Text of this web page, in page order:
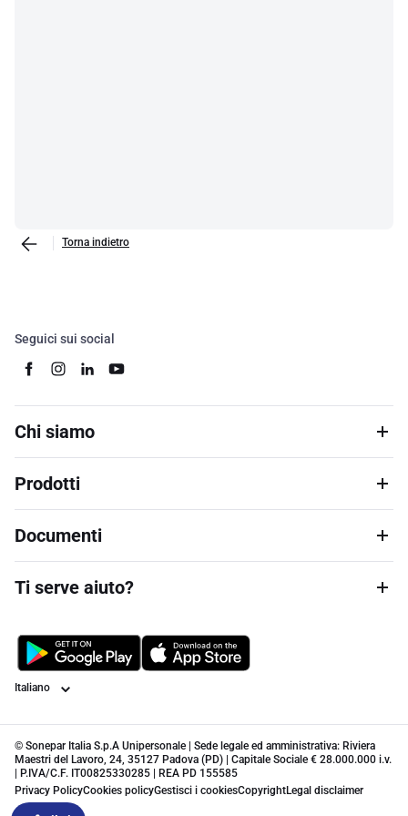
Torna indietro
Seguici sui social
Chi siamo
Prodotti
Documenti
Ti serve aiuto?
Lingua
© Sonepar Italia S.p.A Unipersonale | Sede legale ed amministrativa: Riviera
Maestri del Lavoro, 24, 35127 Padova (PD) | Capitale Sociale € 28.000.000 i.v.
| P.IVA/C.F. IT00825330285 | REA PD 155585
Privacy PolicyCookies policyGestisci i cookiesCopyrightLegal disclaimer